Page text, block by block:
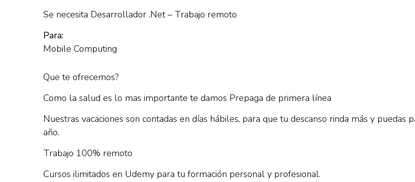
Se necesita Desarrollador .Net – Trabajo remoto
Para:
Mobile Computing
Que te ofrecemos?
Como la salud es lo mas importante te damos Prepaga de primera línea
Nuestras vacaciones son contadas en días hábiles, para que tu descanso rinda más y
año.
Trabajo 100% remoto
Cursos ilimitados en Udemy para tu formación personal y profesional.